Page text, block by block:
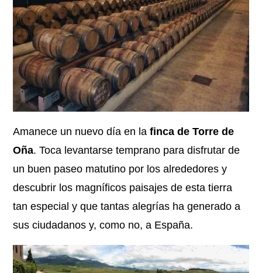
Amanece un nuevo día en lafinca de Torre de
Oña. Toca levantarse temprano para disfrutar de
un buen paseo matutino por los alrededores y
descubrir los magníficos paisajes de esta tierra
tan especial y que tantas alegrías ha generado a
sus ciudadanos y, como no, a España.